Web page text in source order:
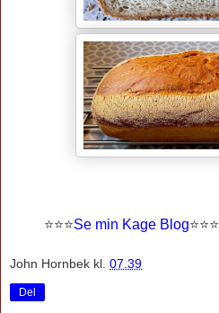
⭐⭐⭐Se min Kage Blog⭐⭐⭐
John Hornbek kl. 07.39
Del